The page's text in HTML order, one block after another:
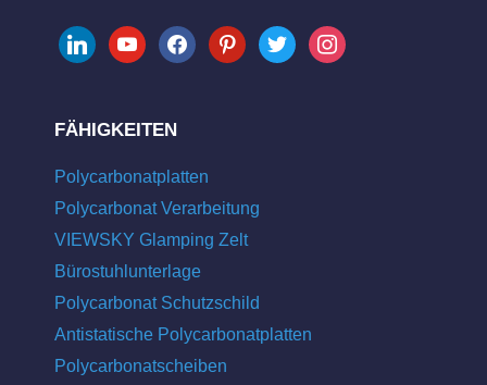
linkedinyoutubefacebookpinteresttwitter instagram
FÄHIGKEITEN
Polycarbonatplatten
Polycarbonat Verarbeitung
VIEWSKY Glamping Zelt
Bürostuhlunterlage
Polycarbonat Schutzschild
Antistatische Polycarbonatplatten
Polycarbonatscheiben